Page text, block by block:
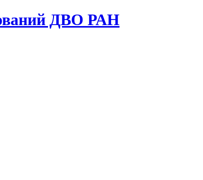
ДВО РАН